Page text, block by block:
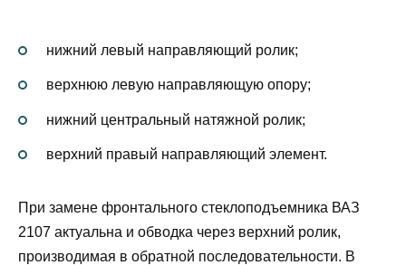
нижний левый направляющий ролик;
верхнюю левую направляющую опору;
нижний центральный натяжной ролик;
верхний правый направляющий элемент.
При замене фронтального стеклоподъемника ВАЗ
2107 актуальна и обводка через верхний ролик,
производимая в обратной последовательности. В